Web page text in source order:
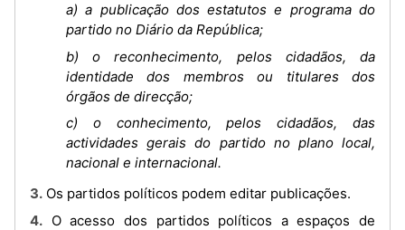
a) a publicação dos estatutos e programa do
partido no Diário da República;
b) o reconhecimento, pelos cidadãos, da
identidade dos membros ou titulares dos
órgãos de direcção;
c) o conhecimento, pelos cidadãos, das
actividades gerais do partido no plano local,
nacional e internacional.
3. Os partidos políticos podem editar publicações.
4. O acesso dos partidos políticos a espaços de